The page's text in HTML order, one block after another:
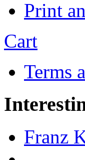
Print
Cart
Terms
Franz